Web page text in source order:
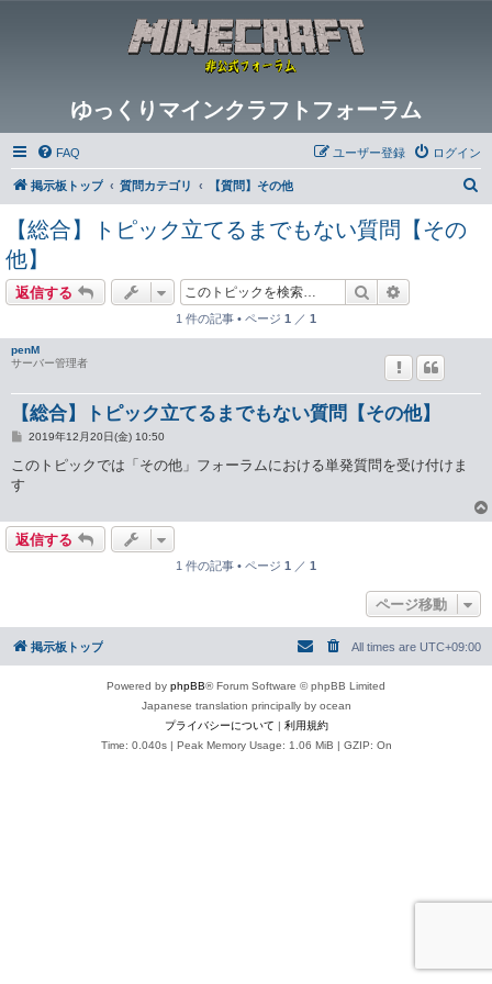
ゆっくりマインクラフトフォーラム
FAQ ログイン
ユーザー登録
掲示板トップ 質問カテゴリ 【質問】その他
【総合】トピック立てるまでもない質問【その
他】
返信する 検索
1 件の記事 • ページ 1 ／ 1
penM
サーバー管理者
【総合】トピック立てるまでもない質問【その他】
投
記
事
2019年12月20日(金) 10:50
このトピックでは「その他」フォーラムにおける単発質問を受け付けま
す
返信する
1 件の記事 • ページ 1 ／ 1
ページ移動
掲示板トップ All times are UTC+09:00
Powered by phpBB® Forum Software © phpBB Limited
Japanese translation principally by ocean
プライバシーについて | 利用規約
Time: 0.040s| Peak Memory Usage: 1.06 MiB | GZIP: On